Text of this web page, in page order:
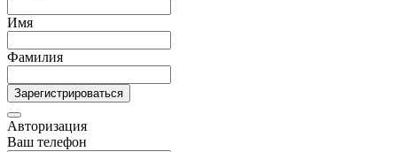
Имя
Фамилия
Зарегистрироваться
Авторизация
Ваш телефон